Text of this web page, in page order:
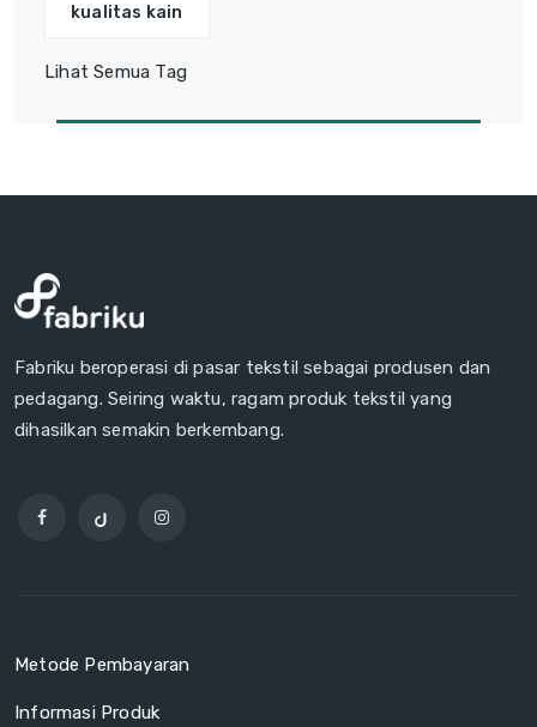
kualitas kain
Lihat Semua Tag
Fabriku beroperasi di pasar tekstil sebagai produsen dan
pedagang. Seiring waktu, ragam produk tekstil yang
dihasilkan semakin berkembang.
Metode Pembayaran
Informasi Produk